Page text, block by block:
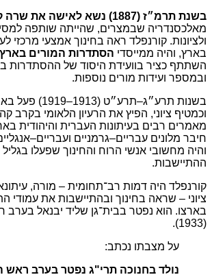
בשנת תרמ״ז (1887) נשא לאישה את שרה קורסינסק
מאלכסנדריה שבמצרים, שהייתה שותפה
ולציונות. קורנפלד ראה בחינוך אמצעי מרכזי
בארץ, והיה ממייסדי הסתדרות המורים
ובמספר ועידות מורים נוספות.
בשנות
וכמטיף ציוני, הפיץ את הרעיון הלאומי בקרב
מאמרים רבים בעיתונות העברית והיהודית
חיבר מלונים עבריים–גרמניים
והיה מחשובי אנשי הרוח והחינוך שפעלו
ההתיישבות.
קורנפלד היה דמות רב־תחומית – מורה,
ציוני – שראה בחינוך ובהתיישבות את עמודי
בארצו. הוא נפטר בבית־גן שליד יבנאל
(1933).
על מצבתו נכתב:
נולד בחנוכה תרי"ג נפטר בערב